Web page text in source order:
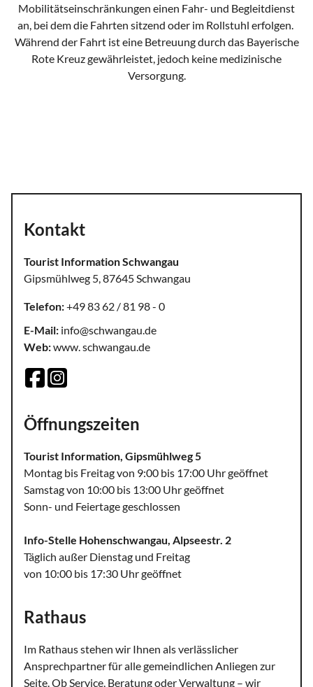
Mobilitätseinschränkungen einen Fahr- und Begleitdienst
an, bei dem die Fahrten sitzend oder im Rollstuhl erfolgen.
Während der Fahrt ist eine Betreuung durch das Bayerische
Rote Kreuz gewährleistet, jedoch keine medizinische
Versorgung.
Kontakt
Tourist Information Schwangau
Gipsmühlweg 5, 87645 Schwangau
Telefon:+49 83 62 / 81 98 - 0
E-Mail: info@schwangau.de
Web:www. schwangau.de
Öffnungszeiten
Tourist Information, Gipsmühlweg 5
Montag bis Freitag von 9:00 bis 17:00 Uhr geöffnet
Samstag von 10:00 bis 13:00 Uhr geöffnet
Sonn- und Feiertage geschlossen
Info-Stelle Hohenschwangau, Alpseestr. 2
Täglich außer Dienstag und Freitag
von 10:00 bis 17:30 Uhr geöffnet
Rathaus
Im Rathaus stehen wir Ihnen als verlässlicher
Ansprechpartner für alle gemeindlichen Anliegen zur
Seite. Ob Service, Beratung oder Verwaltung – wir